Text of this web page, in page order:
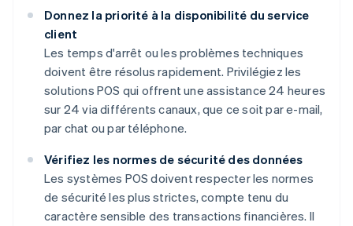
Donnez la priorité à la disponibilité du service
client
Les temps d'arrêt ou les problèmes techniques
doivent être résolus rapidement. Privilégiez les
solutions POS qui offrent une assistance 24 heures
sur 24 via différents canaux, que ce soit par e-mail,
par chat ou par téléphone.
Vérifiez les normes de sécurité des données
Les systèmes POS doivent respecter les normes
de sécurité les plus strictes, compte tenu du
caractère sensible des transactions financières. Il